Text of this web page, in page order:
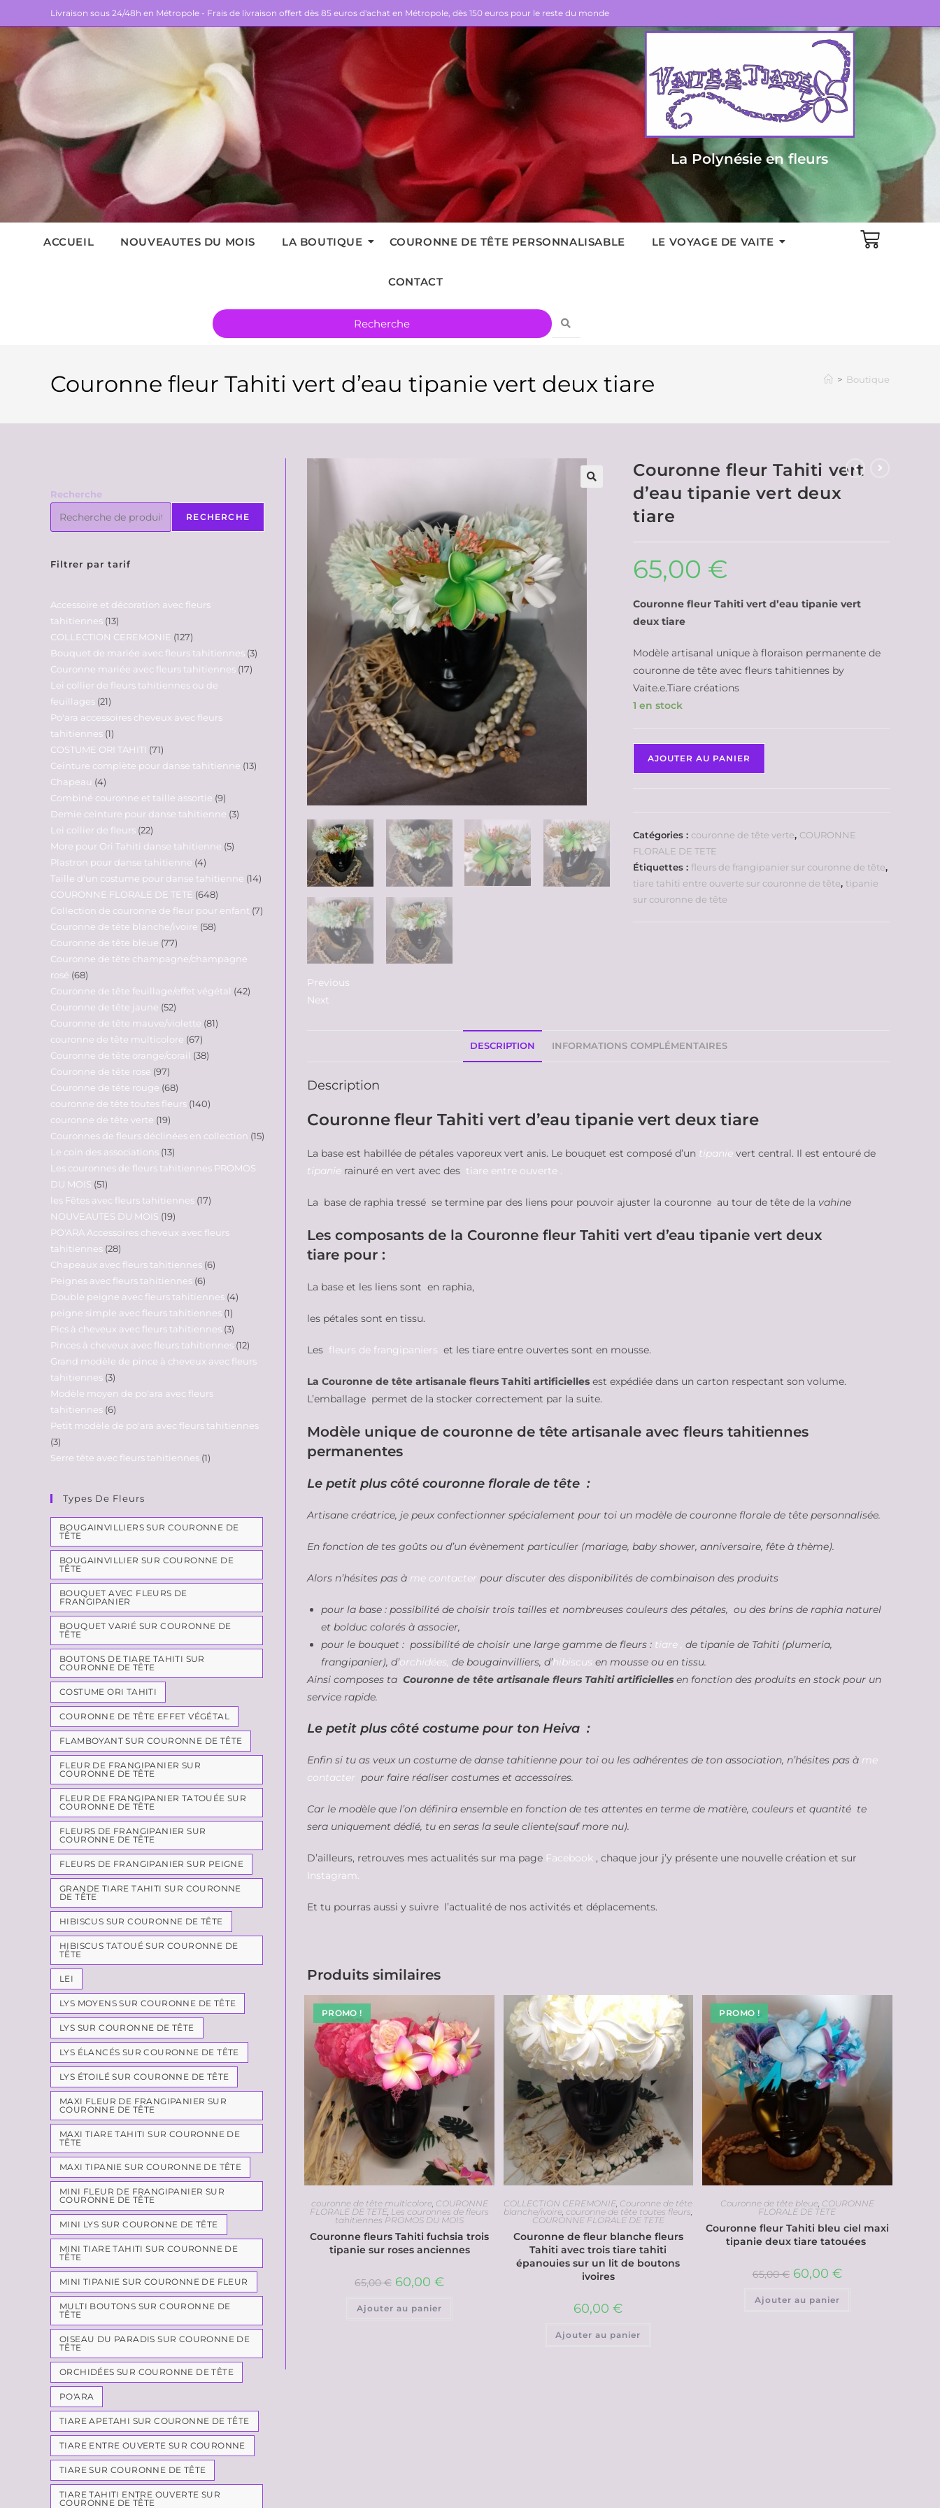
Livraison sous 24/48h en Métropole - Frais de livraison offert dès 85 euros d'achat en Métropole, dès 150 euros pour le reste du monde
La Polynésie en fleurs
ACCUEIL NOUVEAUTES DU MOIS LA BOUTIQUE COURONNE DE TÊTE PERSONNALISABLE LE VOYAGE DE VAITE
CONTACT
Couronne fleur Tahiti vert d’eau tipanie vert deux tiare > Boutique
Previous
Next
Couronne fleur Tahiti vert
d’eau tipanie vert deux
tiare
65,00 €
Couronne fleur Tahiti vert d’eau tipanie vert
deux tiare
Modèle artisanal unique à floraison permanente de
couronne de tête avec fleurs tahitiennes by
Vaite.e.Tiare créations
1 en stock
AJOUTER AU PANIER
Catégories : couronne de tête verte, COURONNE
FLORALE DE TETE
Étiquettes :fleurs de frangipanier sur couronne de tête,
tiare tahiti entre ouverte sur couronne de tête,tipanie
sur couronne de tête
DESCRIPTION INFORMATIONS COMPLÉMENTAIRES
Description
Couronne fleur Tahiti vert d’eau tipanie vert deux tiare
La base est habillée de pétales vaporeux vert anis. Le bouquet est composé d’un tipanie vert central. Il est entouré de
tipanie rainuré en vert avec des tiare entre ouverte .
La base de raphia tressé se termine par des liens pour pouvoir ajuster la couronne au tour de tête de la vahine
Les composants de la Couronne fleur Tahiti vert d’eau tipanie vert deux
tiare pour :
La base et les liens sont en raphia,
les pétales sont en tissu.
Les fleurs de frangipaniers et les tiare entre ouvertes sont en mousse.
La Couronne de tête artisanale fleurs Tahiti artificielles est expédiée dans un carton respectant son volume.
L’emballage permet de la stocker correctement par la suite.
Modèle unique de couronne de tête artisanale avec fleurs tahitiennes
permanentes
Le petit plus côté couronne florale de tête :
Artisane créatrice, je peux confectionner spécialement pour toi un modèle de couronne florale de tête personnalisée.
En fonction de tes goûts ou d’un évènement particulier (mariage, baby shower, anniversaire, fête à thème).
Alors n’hésites pas à me contacter pour discuter des disponibilités de combinaison des produits
pour la base : possibilité de choisir trois tailles et nombreuses couleurs des pétales, ou des brins de raphia naturel
et bolduc colorés à associer,
pour le bouquet : possibilité de choisir une large gamme de fleurs : tiare , de tipanie de Tahiti (plumeria,
frangipanier), d’orchidées, de bougainvilliers, d’hibiscus en mousse ou en tissu.
Ainsi composes ta Couronne de tête artisanale fleurs Tahiti artificielles en fonction des produits en stock pour un
service rapide.
Le petit plus côté costume pour ton Heiva :
Enfin si tu as veux un costume de danse tahitienne pour toi ou les adhérentes de ton association, n’hésites pas à me
contacter pour faire réaliser costumes et accessoires.
Car le modèle que l’on définira ensemble en fonction de tes attentes en terme de matière, couleurs et quantité te
sera uniquement dédié, tu en seras la seule cliente(sauf more nu).
D’ailleurs, retrouves mes actualités sur ma page Facebook , chaque jour j’y présente une nouvelle création et sur
Instagram.
Et tu pourras aussi y suivre l’actualité de nos activités et déplacements.
Produits similaires
PROMO !
couronne de tête multicolore, COURONNE
FLORALE DE TETE Les couronnes de fleurs
tahitiennes PROMOS DU MOIS
Couronne fleurs Tahiti fuchsia trois
tipanie sur roses anciennes
65,00€ 60,00€
Ajouter au panier
COLLECTION CEREMONIE Couronne de tête
blanche/ivoire ,couronne de tête toutes fleurs
COURONNE FLORALE DE TETE
Couronne de fleur blanche fleurs
Tahiti avec trois tiare tahiti
épanouies sur un lit de boutons
ivoires
60,00€
Ajouter au panier
PROMO !
Couronne de tête bleue, COURONNE
FLORALE DE TETE
Couronne fleur Tahiti bleu ciel maxi
tipanie deux tiare tatouées
65,00€ 60,00 €
Ajouter au panier
Recherche
RECHERCHE
Filtrer par tarif
Accessoire et décoration avec fleurs
tahitiennes 13
COLLECTION CEREMONIE 127
Bouquet de mariée avec fleurs tahitiennes 3
Couronne mariée avec fleurs tahitiennes 17
Lei collier de fleurs tahitiennes ou de
feuillages 21
Po'ara accessoires cheveux avec fleurs
tahitiennes 1
COSTUME ORI TAHITI
71
Ceinture complète pour danse tahitienne 13
Chapeau 4
Combiné couronne et taille assortie 9
Demie ceinture pour danse tahitienne 3
Lei collier de fleurs 22
More pour Ori Tahiti danse tahitienne 5
Plastron pour danse tahitienne 4
Taille d'un costume pour danse tahitienne 14
COURONNE FLORALE DE TETE 648
Collection de couronne de fleur pour enfant 7
Couronne de tête blanche/ivoire 58
Couronne de tête bleue 77
Couronne de tête champagne/champagne
rosé 68
Couronne de tête feuillage/effet végétal 42
Couronne de tête jaune 52
Couronne de tête mauve/violette 81
couronne de tête multicolore 67
Couronne de tête orange/corail 38
Couronne de tête rose 97
Couronne de tête rouge 68
couronne de tête toutes fleurs 140
couronne de tête verte 19
Couronnes de fleurs déclinées en collection 15
Le coin des associations 13
Les couronnes de fleurs tahitiennes PROMOS
DU MOIS 51
les Fêtes avec fleurs tahitiennes 17
NOUVEAUTES DU MOIS 19
PO'ARA Accessoires cheveux avec fleurs
tahitiennes 28
Chapeaux avec fleurs tahitiennes 6
Peignes avec fleurs tahitiennes 6
Double peigne avec fleurs tahitiennes 4
peigne simple avec fleurs tahitiennes 1
Pics à cheveux avec fleurs tahitiennes 3
Pinces à cheveux avec fleurs tahitiennes 12
Grand modèle de pince à cheveux avec fleurs
tahitiennes 3
Modèle moyen de po'ara avec fleurs
tahitiennes 6
Petit modèle de po'ara avec fleurs tahitiennes
3
Serre tête avec fleurs tahitiennes 1
Types De Fleurs
BOUGAINVILLIERS SUR COURONNE DE
TÊTE
BOUGAINVILLIER SUR COURONNE DE
TÊTE
BOUQUET AVEC FLEURS DE
FRANGIPANIER
BOUQUET VARIÉ SUR COURONNE DE
TÊTE
BOUTONS DE TIARE TAHITI SUR
COURONNE DE TÊTE
COSTUME ORI TAHITI
COURONNE DE TÊTE EFFET VÉGÉTAL
FLAMBOYANT SUR COURONNE DE TÊTE
FLEUR DE FRANGIPANIER SUR
COURONNE DE TÊTE
FLEUR DE FRANGIPANIER TATOUÉE SUR
COURONNE DE TÊTE
FLEURS DE FRANGIPANIER SUR
COURONNE DE TÊTE
FLEURS DE FRANGIPANIER SUR PEIGNE
GRANDE TIARE TAHITI SUR COURONNE
DE TÊTE
HIBISCUS SUR COURONNE DE TÊTE
HIBISCUS TATOUÉ SUR COURONNE DE
TÊTE
LEI
LYS MOYENS SUR COURONNE DE TÊTE
LYS SUR COURONNE DE TÊTE
LYS ÉLANCÉS SUR COURONNE DE TÊTE
LYS ÉTOILÉ SUR COURONNE DE TÊTE
MAXI FLEUR DE FRANGIPANIER SUR
COURONNE DE TÊTE
MAXI TIARE TAHITI SUR COURONNE DE
TÊTE
MAXI TIPANIE SUR COURONNE DE TÊTE
MINI FLEUR DE FRANGIPANIER SUR
COURONNE DE TÊTE
MINI LYS SUR COURONNE DE TÊTE
MINI TIARE TAHITI SUR COURONNE DE
TÊTE
MINI TIPANIE SUR COURONNE DE FLEUR
MULTI BOUTONS SUR COURONNE DE
TÊTE
OISEAU DU PARADIS SUR COURONNE DE
TÊTE
ORCHIDÉES SUR COURONNE DE TÊTE
PO'ARA
TIARE APETAHI SUR COURONNE DE TÊTE
TIARE ENTRE OUVERTE SUR COURONNE
TIARE SUR COURONNE DE TÊTE
TIARE TAHITI ENTRE OUVERTE SUR
COURONNE DE TÊTE